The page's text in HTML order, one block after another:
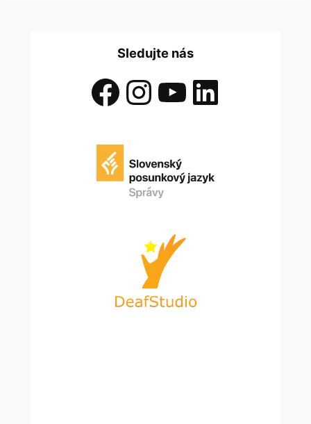
Sledujte nás
Facebook InstagramYouTube LinkedIn